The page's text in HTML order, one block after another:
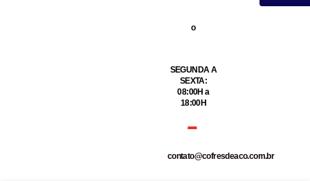
o
SEGUNDA A
SEXTA:
08:00H a
18:00H
contato@cofresdeaco.com.br
m